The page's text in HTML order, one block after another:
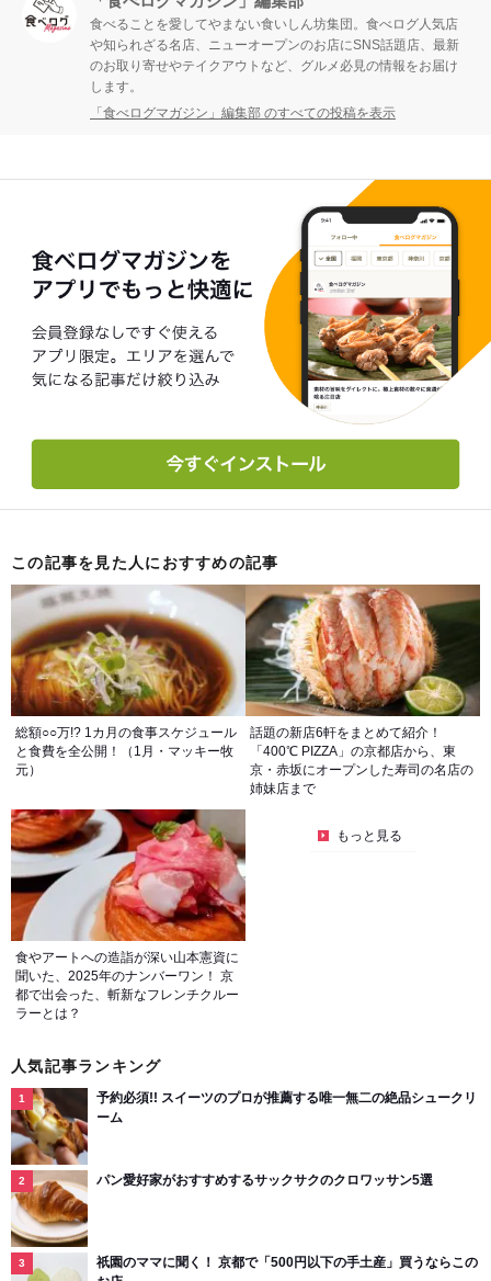
食べることを愛してやまない食いしん坊集団。食べログ人気店
や知られざる名店、ニューオープンのお店にSNS話題店、最新
のお取り寄せやテイクアウトなど、グルメ必見の情報をお届け
します。
「食べログマガジン」編集部 のすべての投稿を表示
この記事を見た人におすすめの記事
総額○○万!? 1カ月の食事スケジュール
と食費を全公開！（1月・マッキー牧
元）
話題の新店6軒をまとめて紹介！
「400℃ PIZZA」の京都店から、東
京・赤坂にオープンした寿司の名店の
姉妹店まで
食やアートへの造詣が深い山本憲資に
聞いた、2025年のナンバーワン！ 京
都で出会った、斬新なフレンチクルー
ラーとは？
もっと見る
人気記事ランキング
予約必須!! スイーツのプロが推薦する唯一無二の絶品シュークリ
ーム
パン愛好家がおすすめするサックサクのクロワッサン5選
祇園のママに聞く！ 京都で「500円以下の手土産」買うならこの